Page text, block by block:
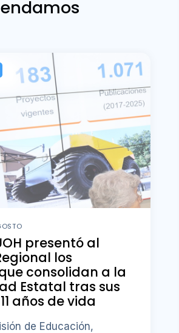
presentó al
los
consolidan a la
Estatal tras sus
años de vida
de Educación,